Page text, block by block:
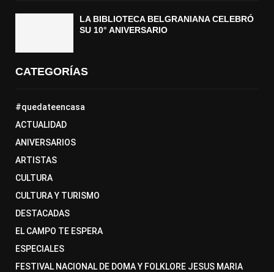
LA BIBLIOTECA BELGRANIANA CELEBRÓ
SU 10° ANIVERSARIO
CATEGORÍAS
#quedateencasa
ACTUALIDAD
ANIVERSARIOS
ARTISTAS
CULTURA
CULTURA Y TURISMO
DESTACADAS
EL CAMPO TE ESPERA
ESPECIALES
FESTIVAL NACIONAL DE DOMA Y FOLKLORE JESUS MARIA